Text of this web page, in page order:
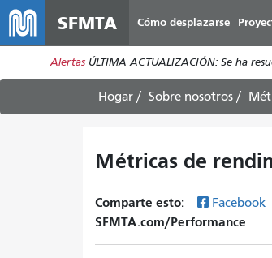
SFMTA Cómo desplazarse
Alertas ÚLTIMA ACTUALIZACIÓN: Se ha
Hogar Sobre nosotros
Métricas de
Comparte esto: Facebook
SFMTA.com/Performance